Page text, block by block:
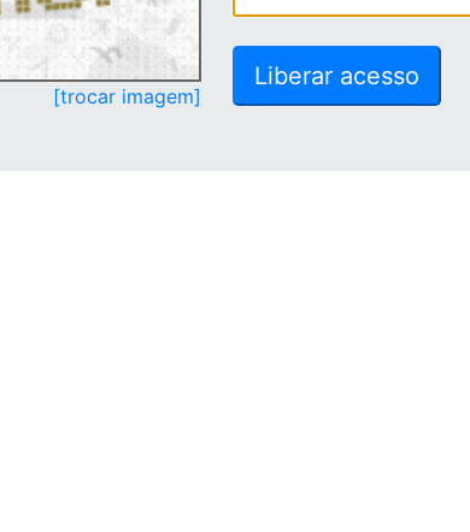
[trocar imagem]